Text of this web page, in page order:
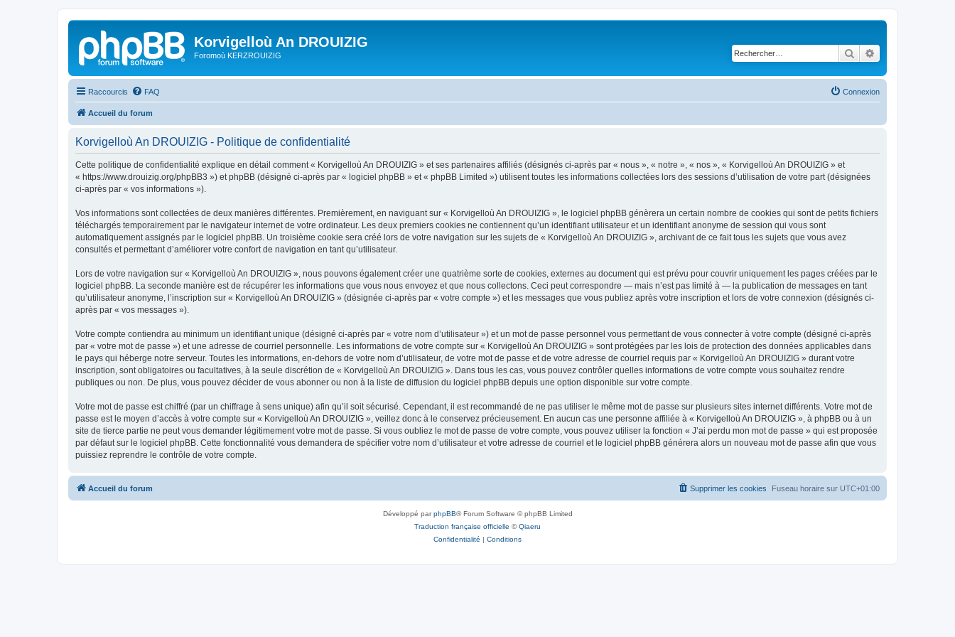
Korvigelloù An DROUIZIG
Foromoù KERZROUIZIG Rechercher
Raccourcis FAQ Connexion
Accueil du forum
Korvigelloù An DROUIZIG - Politique de confidentialité
Cette politique de confidentialité explique en détail comment « Korvigelloù An DROUIZIG » et ses partenaires affiliés (désignés ci-après par « nous », « notre », « nos », « Korvigelloù An DROUIZIG » et
« https://www.drouizig.org/phpBB3 ») et phpBB (désigné ci-après par « logiciel phpBB » et « phpBB Limited ») utilisent toutes les informations collectées lors des sessions d’utilisation de votre part (désignées
ci-après par « vos informations »).
Vos informations sont collectées de deux manières différentes. Premièrement, en naviguant sur « Korvigelloù An DROUIZIG », le logiciel phpBB génèrera un certain nombre de cookies qui sont de petits fichiers
téléchargés temporairement par le navigateur internet de votre ordinateur. Les deux premiers cookies ne contiennent qu’un identifiant utilisateur et un identifiant anonyme de session qui vous sont
automatiquement assignés par le logiciel phpBB. Un troisième cookie sera créé lors de votre navigation sur les sujets de « Korvigelloù An DROUIZIG », archivant de ce fait tous les sujets que vous avez
consultés et permettant d’améliorer votre confort de navigation en tant qu’utilisateur.
Lors de votre navigation sur « Korvigelloù An DROUIZIG », nous pouvons également créer une quatrième sorte de cookies, externes au document qui est prévu pour couvrir uniquement les pages créées par le
logiciel phpBB. La seconde manière est de récupérer les informations que vous nous envoyez et que nous collectons. Ceci peut correspondre — mais n’est pas limité à — la publication de messages en tant
qu’utilisateur anonyme, l’inscription sur « Korvigelloù An DROUIZIG » (désignée ci-après par « votre compte ») et les messages que vous publiez après votre inscription et lors de votre connexion (désignés ci-
après par « vos messages »).
Votre compte contiendra au minimum un identifiant unique (désigné ci-après par « votre nom d’utilisateur ») et un mot de passe personnel vous permettant de vous connecter à votre compte (désigné ci-après
par « votre mot de passe ») et une adresse de courriel personnelle. Les informations de votre compte sur « Korvigelloù An DROUIZIG » sont protégées par les lois de protection des données applicables dans
le pays qui héberge notre serveur. Toutes les informations, en-dehors de votre nom d’utilisateur, de votre mot de passe et de votre adresse de courriel requis par « Korvigelloù An DROUIZIG » durant votre
inscription, sont obligatoires ou facultatives, à la seule discrétion de « Korvigelloù An DROUIZIG ». Dans tous les cas, vous pouvez contrôler quelles informations de votre compte vous souhaitez rendre
publiques ou non. De plus, vous pouvez décider de vous abonner ou non à la liste de diffusion du logiciel phpBB depuis une option disponible sur votre compte.
Votre mot de passe est chiffré (par un chiffrage à sens unique) afin qu’il soit sécurisé. Cependant, il est recommandé de ne pas utiliser le même mot de passe sur plusieurs sites internet différents. Votre mot de
passe est le moyen d’accès à votre compte sur « Korvigelloù An DROUIZIG », veillez donc à le conservez précieusement. En aucun cas une personne affiliée à « Korvigelloù An DROUIZIG », à phpBB ou à un
site de tierce partie ne peut vous demander légitimement votre mot de passe. Si vous oubliez le mot de passe de votre compte, vous pouvez utiliser la fonction « J’ai perdu mon mot de passe » qui est proposée
par défaut sur le logiciel phpBB. Cette fonctionnalité vous demandera de spécifier votre nom d’utilisateur et votre adresse de courriel et le logiciel phpBB générera alors un nouveau mot de passe afin que vous
puissiez reprendre le contrôle de votre compte.
Accueil du forum Fuseau horaire sur UTC+01:00
Supprimer les cookies
Développé parphpBB® Forum Software © phpBB Limited
Traduction française officielle ©Qiaeru
Confidentialité | Conditions